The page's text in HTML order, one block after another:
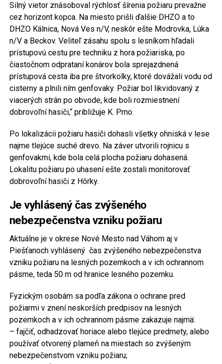
Silný vietor znásoboval rýchlosť šírenia požiaru prevažne
cez horizont kopca. Na miesto prišli ďalšie DHZO a to
DHZO Kálnica, Nová Ves n/V, neskôr ešte Modrovka, Lúka
n/V a Beckov. Veliteľ zásahu spolu s lesníkom hľadali
prístupovú cestu pre techniku z hora požiariska, po
čiastočnom odprataní konárov bola sprejazdnená
prístupová cesta iba pre štvorkolky, ktoré dovážali vodu od
cisterny a plnili ním genfovaky. Požiar bol likvidovaný z
viacerých strán po obvode, kde boli rozmiestnení
dobrovoľní hasiči,“ približuje K. Prno.
Po lokalizácii požiaru hasiči dohasli všetky ohniská v lese
najme tlejúce suché drevo. Na záver utvorili rojnicu s
genfovakmi, kde bola celá plocha požiaru dohasená.
Lokalitu požiaru po uhasení ešte zostali monitorovať
dobrovoľní hasiči z Hôrky.
Je vyhlásený čas zvýšeného
nebezpečenstva vzniku požiaru
Aktuálne je v okrese Nové Mesto nad Váhom aj v
Piešťanoch vyhlásený čas zvýšeného nebezpečenstva
vzniku požiaru na lesných pozemkoch a v ich ochrannom
pásme, teda 50 m od hranice lesného pozemku.
Fyzickým osobám sa podľa zákona o ochrane pred
požiarmi v znení neskorších predpisov na lesných
pozemkoch a v ich ochrannom pásme zakazuje najmä:
– fajčiť, odhadzovať horiace alebo tlejúce predmety, alebo
používať otvorený plameň na miestach so zvýšeným
nebezpečenstvom vzniku požiaru;